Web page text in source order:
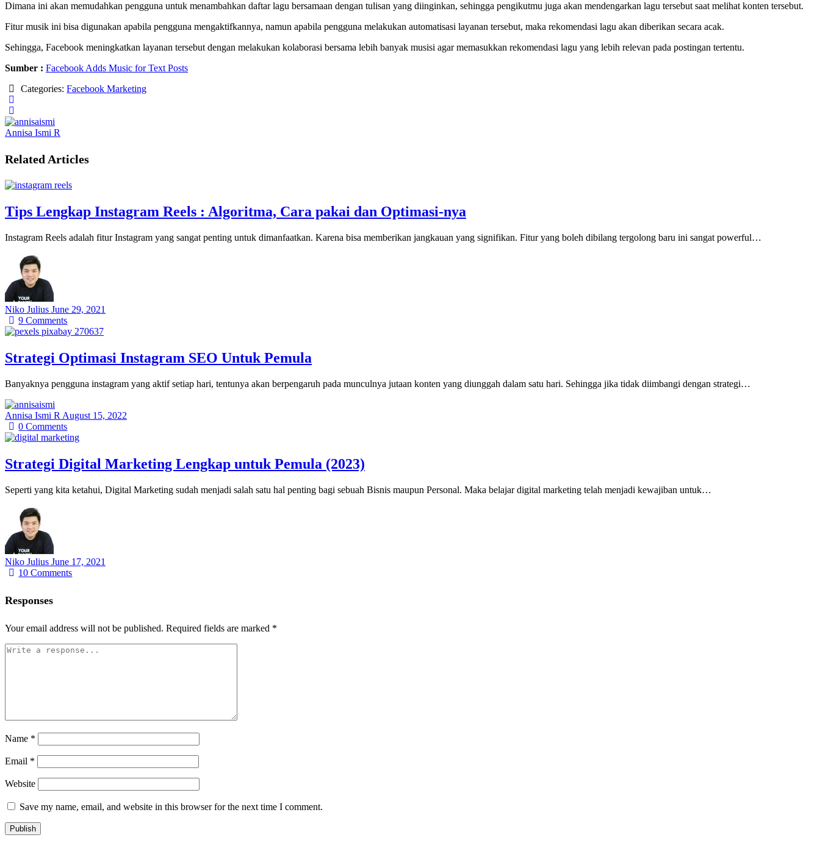
Dimana ini akan memudahkan pengguna untuk menambahkan daftar lagu bersamaan dengan tulisan yang diinginkan, sehingga pengikutmu juga akan mendengarkan lagu tersebut saat melihat konten tersebut.
Fitur musik ini bisa digunakan apabila pengguna mengaktifkannya, namun apabila pengguna melakukan automatisasi layanan tersebut, maka rekomendasi lagu akan diberikan secara acak.
Sehingga, Facebook meningkatkan layanan tersebut dengan melakukan kolaborasi bersama lebih banyak musisi agar memasukkan rekomendasi lagu yang lebih relevan pada postingan tertentu.
Sumber : Facebook Adds Music for Text Posts
Categories:Facebook Marketing
Annisa Ismi R
Related Articles
Tips Lengkap Instagram Reels : Algoritma, Cara pakai dan Optimasi-nya
Instagram Reels adalah fitur Instagram yang sangat penting untuk dimanfaatkan. Karena bisa memberikan jangkauan yang signifikan. Fitur yang boleh dibilang tergolong baru ini sangat powerful…
Niko Julius June 29, 2021
9Comments
Strategi Optimasi Instagram SEO Untuk Pemula
Banyaknya pengguna instagram yang aktif setiap hari, tentunya akan berpengaruh pada munculnya jutaan konten yang diunggah dalam satu hari. Sehingga jika tidak diimbangi dengan strategi…
Annisa Ismi R August 15, 2022
0Comments
Strategi Digital Marketing Lengkap untuk Pemula (2023)
Seperti yang kita ketahui, Digital Marketing sudah menjadi salah satu hal penting bagi sebuah Bisnis maupun Personal. Maka belajar digital marketing telah menjadi kewajiban untuk…
Niko Julius June 17, 2021
10Comments
Responses
Your email address will not be published. Required fields are marked *
Name *
Email *
Website
Save my name, email, and website in this browser for the next time I comment.